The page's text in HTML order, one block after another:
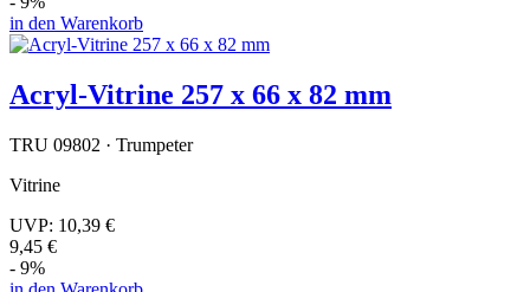
in den Warenkorb
Acryl-Vitrine 257 x 66 x 82 mm
TRU 09802 · Trumpeter
Vitrine
UVP: 10,39 €
9,45 €
- 9%